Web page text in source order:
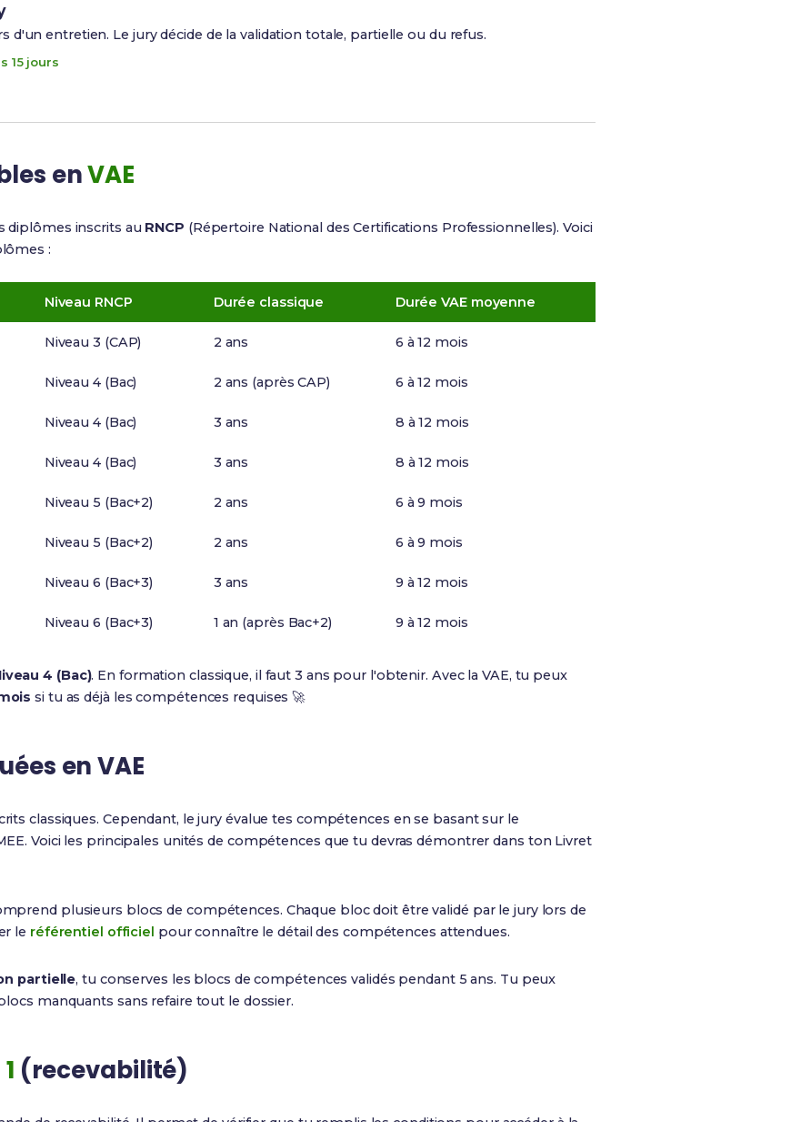
d'un entretien. Le jury décide de la validation totale, partielle ou du refus.
15 jours
enVAE
diplômes inscrits au RNCP (Répertoire National des Certifications Professionnelles). Voici
:
Niveau RNCP Durée classique Durée VAE moyenne
Niveau 3 (CAP) 2 ans 6 à 12 mois
Niveau 4 (Bac) 2 ans (après CAP) 6 à 12 mois
Niveau 4 (Bac) 3 ans 8 à 12 mois
Niveau 4 (Bac) 3 ans 8 à 12 mois
Niveau 5 (Bac+2) 2 ans 6 à 9 mois
Niveau 5 (Bac+2) 2 ans 6 à 9 mois
Niveau 6 (Bac+3) 3 ans 9 à 12 mois
Niveau 6 (Bac+3) 1 an (après Bac+2) 9 à 12 mois
4 (Bac). En formation classique, il faut 3 ans pour l'obtenir. Avec la VAE, tu peux
si tu as déjà les compétences requises 🚀
en VAE
classiques. Cependant, le jury évalue tes compétences en se basant sur le
Voici les principales unités de compétences que tu devras démontrer dans ton Livret
plusieurs blocs de compétences. Chaque bloc doit être validé par le jury lors de
le référentiel officiel pour connaître le détail des compétences attendues.
partielle, tu conserves les blocs de compétences validés pendant 5 ans. Tu peux
manquants sans refaire tout le dossier.
(recevabilité)